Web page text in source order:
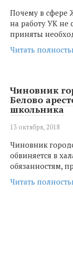
Почему в сфере
на работу УК не
приняты
Читать
Чиновник
Белово
школьника
13 октября, 2018
Чиновник
обвиняется в
обязанностям,
Читать